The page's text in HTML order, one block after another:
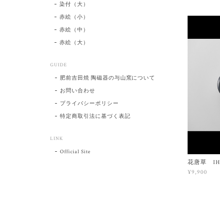
花唐草 IH
¥9,900
染付（大）
赤絵（小）
赤絵（中）
赤絵（大）
GUIDE
肥前吉田焼 陶磁器の与山窯について
お問い合わせ
プライバシーポリシー
特定商取引法に基づく表記
LINK
Official Site